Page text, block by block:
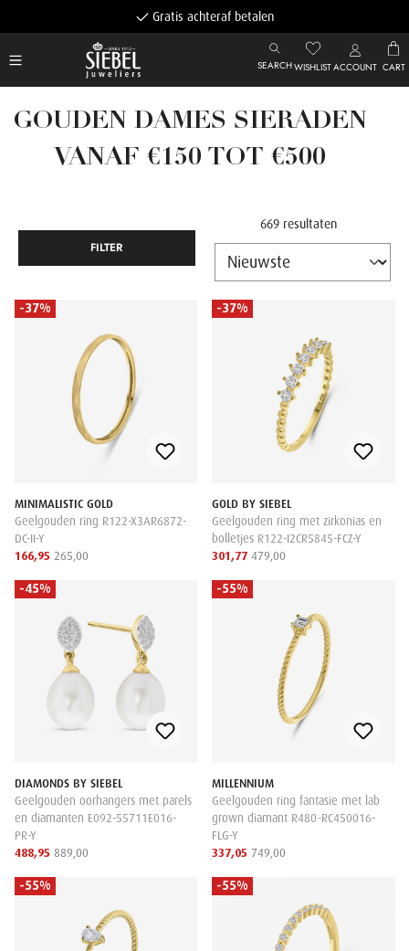
Gratis achteraf betalen
SEARCHWISHLISTACCOUNT CART
GOUDEN DAMES SIERADEN
VANAF €150 TOT €500
FILTER
669 resultaten
-37%
MINIMALISTIC GOLD
Geelgouden ring R122-X3AR6872-
DC-II-Y
166,95 265,00
-37%
GOLD BY SIEBEL
Geelgouden ring met zirkonias en
bolletjes R122-I2CR5845-FCZ-Y
301,77 479,00
-45%
DIAMONDS BY SIEBEL
Geelgouden oorhangers met parels
en diamanten E092-55711E016-
PR-Y
488,95 889,00
-55%
MILLENNIUM
Geelgouden ring fantasie met lab
grown diamant R480-RC450016-
FLG-Y
337,05 749,00
-55% -55%